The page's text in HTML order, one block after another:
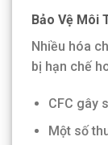
Bảo Vệ Môi
Nhiều hóa
bị hạn chế
CFC gây
Một số